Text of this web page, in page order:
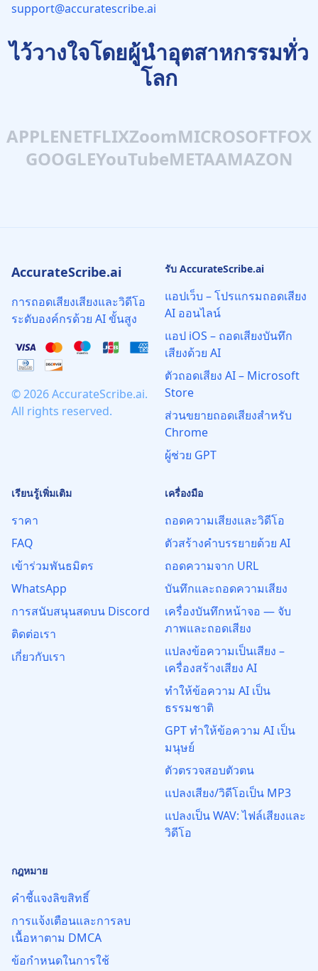
support@accuratescribe.ai
ไว้วางใจโดยผู้นำอุตสาหกรรมทั่ว
โลก
APPLENETFLIXZoomMICROSOFTFOX
GOOGLEYouTubeMETAAMAZON
AccurateScribe.ai
การถอดเสียงเสียงและวิดีโอ
ระดับองค์กรด้วย AI ขั้นสูง
© 2026 AccurateScribe.ai.
All rights reserved.
รับ AccurateScribe.ai
แอปเว็บ – โปรแกรมถอดเสียง
AI ออนไลน์
แอป iOS – ถอดเสียงบันทึก
เสียงด้วย AI
ตัวถอดเสียง AI – Microsoft
Store
ส่วนขยายถอดเสียงสำหรับ
Chrome
ผู้ช่วย GPT
เรียนรู้เพิ่มเติม
ราคา
FAQ
เข้าร่วมพันธมิตร
WhatsApp
การสนับสนุนสดบน Discord
ติดต่อเรา
เกี่ยวกับเรา
เครื่องมือ
ถอดความเสียงและวิดีโอ
ตัวสร้างคำบรรยายด้วย AI
ถอดความจาก URL
บันทึกและถอดความเสียง
เครื่องบันทึกหน้าจอ — จับ
ภาพและถอดเสียง
แปลงข้อความเป็นเสียง –
เครื่องสร้างเสียง AI
ทำให้ข้อความ AI เป็น
ธรรมชาติ
GPT ทำให้ข้อความ AI เป็น
มนุษย์
ตัวตรวจสอบตัวตน
แปลงเสียง/วิดีโอเป็น MP3
แปลงเป็น WAV: ไฟล์เสียงและ
วิดีโอ
กฎหมาย
คำชี้แจงลิขสิทธิ์
การแจ้งเตือนและการลบ
เนื้อหาตาม DMCA
ข้อกำหนดในการใช้